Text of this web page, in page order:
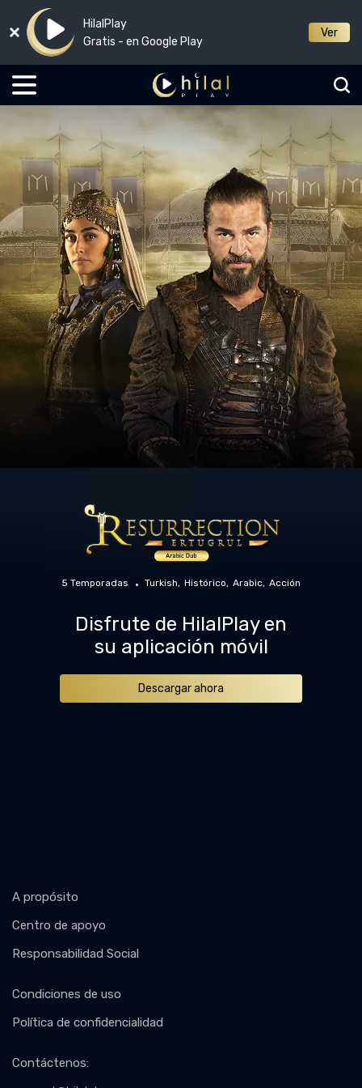
HilalPlay
Gratis - en Google Play
Ver
5 Temporadas Turkish Histórico Arabic Acción
Disfrute de HilalPlay en
su aplicación móvil
Descargar ahora
A propósito
Centro de apoyo
Responsabilidad Social
Condiciones de uso
Política de confidencialidad
Contáctenos: